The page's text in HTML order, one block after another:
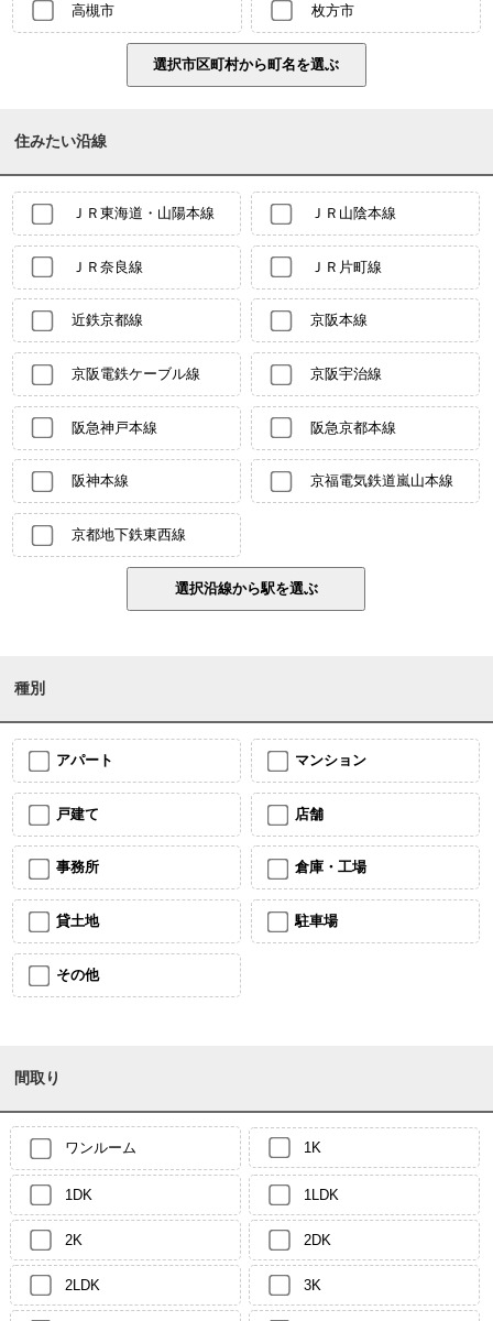
高槻市 枚方市
住みたい沿線
ＪＲ東海道・山陽本線 ＪＲ山陰本線
ＪＲ奈良線 ＪＲ片町線
近鉄京都線 京阪本線
京阪電鉄ケーブル線 京阪宇治線
阪急神戸本線 阪急京都本線
阪神本線 京福電気鉄道嵐山本線
京都地下鉄東西線
種別
アパート マンション
戸建て 店舗
事務所 倉庫・工場
貸土地 駐車場
その他
間取り
ワンルーム 1K
1DK 1LDK
2K 2DK
2LDK 3K